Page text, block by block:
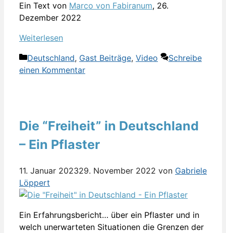
Ein Text von Marco von Fabiranum, 26.
Dezember 2022
Weiterlesen
Kategorien
Deutschland, Gast Beiträge, Video
Schreibe
einen Kommentar
Die “Freiheit” in Deutschland
– Ein Pflaster
11. Januar 202329. November 2022 von Gabriele
Löppert
Ein Erfahrungsbericht… über ein Pflaster und in
welch unerwarteten Situationen die Grenzen der